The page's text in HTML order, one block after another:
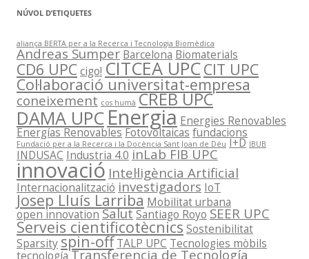
NÚVOL D’ETIQUETES
aliança BERTA per a la Recerca i Tecnologia Biomèdica
Andreas Sumper Barcelona Biomaterials
CD6 UPCcigo! CITCEA UPCCIT UPC
Col·laboració universitat-empresa
coneixement cos humà CREB UPC
DAMA UPC Energia Energies Renovables
Energías RenovablesFotovoltaicas fundacions
Fundació per a la Recerca i la Docència Sant Joan de Déu I+D IBUB
INDUSAC Industria 4.0 inLab FIB UPC
innovació Intel·ligència Artificial
Internacionalització investigadors IoT
Josep Lluís Larriba Mobilitat urbana
open innovationSalutSantiago Royo SEER UPC
Serveis cientificotècnicsSostenibilitat
Sparsityspin-off TALP UPC Tecnologies mòbils
tecnología Transferencia de Tecnología